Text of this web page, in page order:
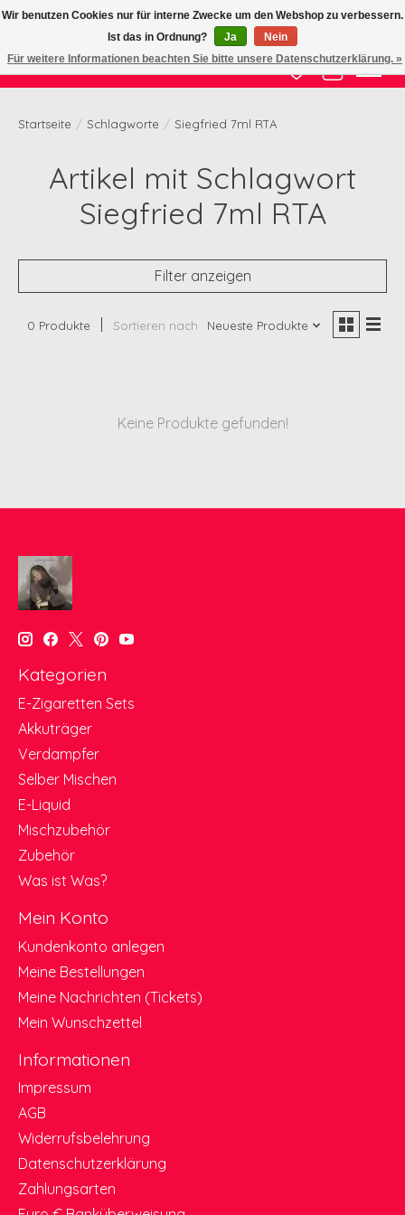
Zertifizierte Qualität zu fairem Preis
Wunschzettel
Ihr
Startseite / Schlagworte / Siegfried 7ml RTA
Artikel mit Schlagwort
Siegfried 7ml RTA
Filter anzeigen
0 Produkte Sortieren nach Neueste Produkte
Keine Produkte gefunden!
Kategorien
E-Zigaretten Sets
Akkuträger
Verdampfer
Selber Mischen
E-Liquid
Mischzubehör
Zubehör
Was ist Was?
Mein Konto
Kundenkonto anlegen
Meine Bestellungen
Meine Nachrichten (Tickets)
Mein Wunschzettel
Informationen
Impressum
AGB
Widerrufsbelehrung
Datenschutzerklärung
Zahlungsarten
Wir benutzen Cookies nur für interne Zwecke um den Webshop zu verbessern.
Ist das in Ordnung?
Ja
Nein
Für weitere Informationen beachten Sie bitte unsere Datenschutzerklärung. »